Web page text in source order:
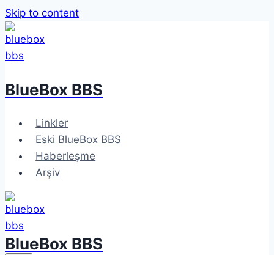
Skip to content
BlueBox BBS
Linkler
Eski BlueBox BBS
Haberleşme
Arşiv
BlueBox BBS